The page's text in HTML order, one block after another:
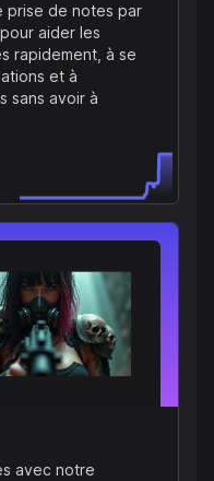
prise de notes par
aider les
rapidement, à se
et à
sans avoir à
avec notre